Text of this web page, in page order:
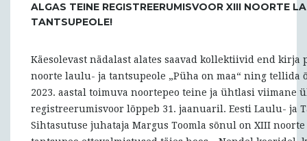
ALGAS TEINE REGISTREERUMISVOOR XIII NOORTE
TANTSUPEOLE!
Käesolevast nädalast alates saavad kollektiivid end kirja
noorte laulu- ja tantsupeole „Püha on maa“ ning tellida
2023. aastal toimuva noortepeo teine ja ühtlasi viimane
registreerumisvoor lõppeb 31. jaanuaril. Eesti Laulu- ja
Sihtasutuse juhataja Margus Toomla sõnul on XIII